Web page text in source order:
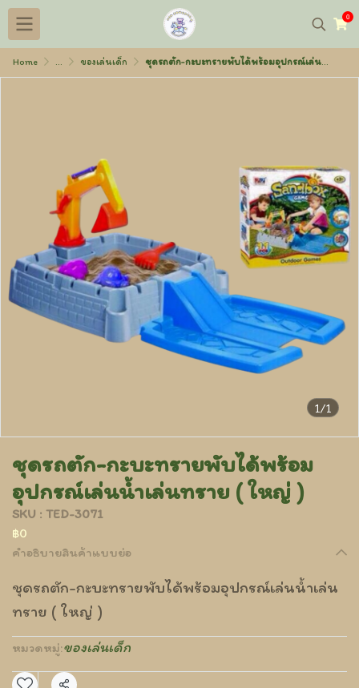
0
Home ... ของเล่นเด็ก ชุดรถตัก-กะบะทรายพับได้พร้อมอุปกรณ์เล่นน้ำเล่นทราย ( ใหญ่ )
1/1
ชุดรถตัก-กะบะทรายพับได้พร้อม
อุปกรณ์เล่นน้ำเล่นทราย ( ใหญ่ )
SKU : TED-3071
฿0
คำอธิบายสินค้าแบบย่อ
ชุดรถตัก-กะบะทรายพับได้พร้อมอุปกรณ์เล่นน้ำเล่น
ทราย ( ใหญ่ )
หมวดหมู่:ของเล่นเด็ก